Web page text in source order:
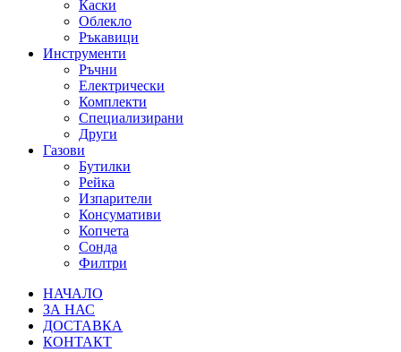
Каски
Облекло
Ръкавици
Инструменти
Ръчни
Електрически
Комплекти
Специализирани
Други
Газови
Бутилки
Рейка
Изпарители
Консумативи
Копчета
Сонда
Филтри
НАЧАЛО
ЗА НАС
ДОСТАВКА
КОНТАКТ